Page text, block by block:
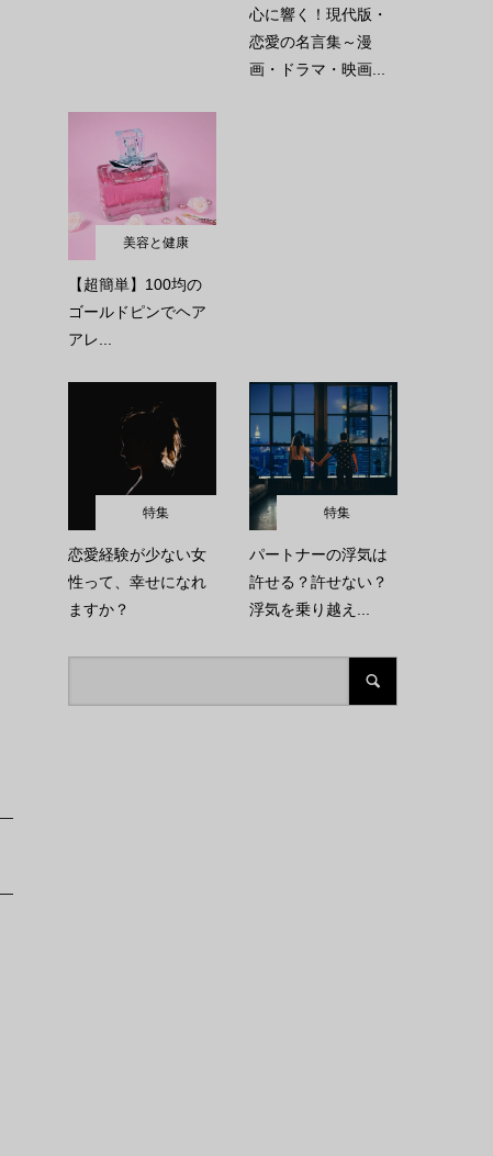
心に響く！現代版・
恋愛の名言集～漫
画・ドラマ・映画...
美容と健康
【超簡単】100均の
ゴールドピンでヘア
アレ...
特集
恋愛経験が少ない女
性って、幸せになれ
ますか？
特集
パートナーの浮気は
許せる？許せない？
浮気を乗り越え...